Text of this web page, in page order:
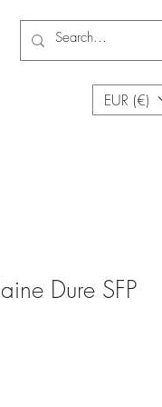
EUR (€)
Dure SFP